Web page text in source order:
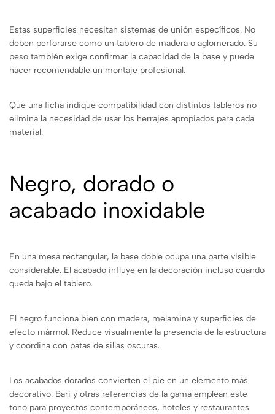
Estas superficies necesitan sistemas de unión específicos. No
deben perforarse como un tablero de madera o aglomerado. Su
peso también exige confirmar la capacidad de la base y puede
hacer recomendable un montaje profesional.
Que una ficha indique compatibilidad con distintos tableros no
elimina la necesidad de usar los herrajes apropiados para cada
material.
Negro, dorado o
acabado inoxidable
En una mesa rectangular, la base doble ocupa una parte visible
considerable. El acabado influye en la decoración incluso cuando
queda bajo el tablero.
El negro funciona bien con madera, melamina y superficies de
efecto mármol. Reduce visualmente la presencia de la estructura
y coordina con patas de sillas oscuras.
Los acabados dorados convierten el pie en un elemento más
decorativo. Bari y otras referencias de la gama emplean este
tono para proyectos contemporáneos, hoteles y restaurantes